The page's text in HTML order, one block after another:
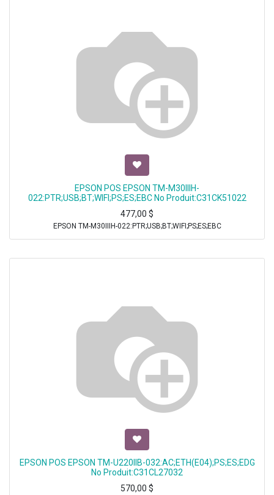
EPSON POS EPSON TM-M30IIIH-
022:PTR;USB;BT;WIFI;PS;ES;EBC No Produit:C31CK51022
477,00 $
EPSON TM-M30IIIH-022:PTR;USB;BT;WIFI;PS;ES;EBC
EPSON POS EPSON TM-U220IIB-032:AC;ETH(E04);PS;ES;EDG
No Produit:C31CL27032
570,00 $